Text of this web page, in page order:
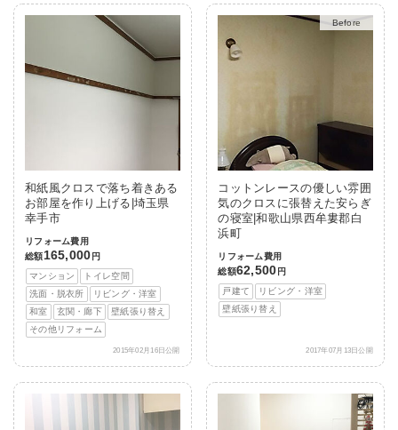
和紙風クロスで落ち着きある
お部屋を作り上げる|埼玉県
幸手市
リフォーム費用
総額165,000 円
マンション
トイレ空間
洗面・脱衣所
リビング・洋室
和室
玄関・廊下
壁紙張り替え
その他リフォーム
2015年02月16日公開
After
コットンレースの優しい雰囲
気のクロスに張替えた安らぎ
の寝室|和歌山県西牟婁郡白
浜町
リフォーム費用
総額62,500 円
戸建て
リビング・洋室
壁紙張り替え
2017年07月13日公開